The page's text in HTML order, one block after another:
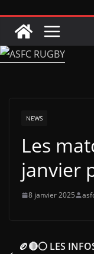
NEWS
Les
janvier
8 janvier 2025
🏉🔴⚪ LES